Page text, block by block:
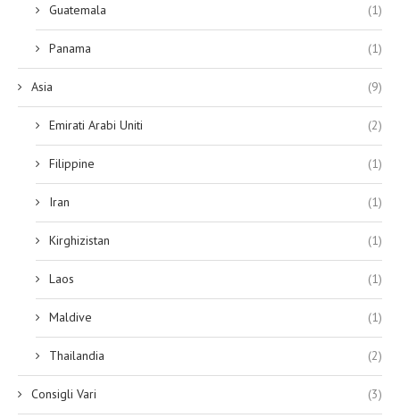
Guatemala (1)
Panama (1)
Asia (9)
Emirati Arabi Uniti (2)
Filippine (1)
Iran (1)
Kirghizistan (1)
Laos (1)
Maldive (1)
Thailandia (2)
Consigli Vari (3)